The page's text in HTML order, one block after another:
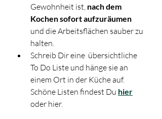
Gewohnheit ist, nach dem
Kochen sofort aufzuräumen
und die Arbeitsflächen sauber zu
halten.
Schreib Dir eine  übersichtliche
To Do Liste und hänge sie an
einem Ort in der Küche auf.
Schöne Listen findest Du hier
oder hier.